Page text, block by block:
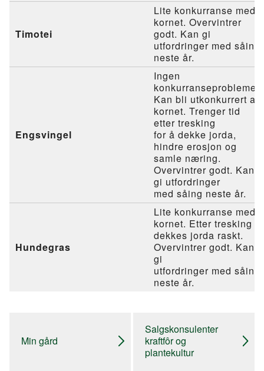
Timotei
Lite konkurranse med
kornet. Overvintrer
godt. Kan gi
utfordringer med såing
neste år.
Engsvingel
Ingen
konkurranseproblemer.
Kan bli utkonkurrert av
kornet. Trenger tid
etter tresking
for å dekke jorda,
hindre erosjon og
samle næring.
Overvintrer godt. Kan
gi utfordringer
med såing neste år.
Hundegras
Lite konkurranse med
kornet. Etter tresking
dekkes jorda raskt.
Overvintrer godt. Kan
gi
utfordringer med såing
neste år.
Min gård
Salgskonsulenter
kraftfôr og
plantekultur